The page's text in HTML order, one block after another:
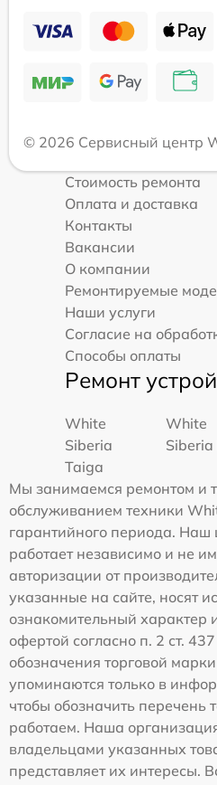
© 2026 Сервисный центр
Стоимость ремонта
Оплата и доставка
Контакты
Вакансии
О компании
Ремонтируемые
Наши услуги
Согласие на
Способы оплаты
Ремонт
White
Siberia
Taiga
White
Siberia
Мы занимаемся ремонтом и
обслуживанием техники
гарантийного периода. Наш
работает независимо и не
авторизации от
указанные на сайте, носят
ознакомительный характер
офертой согласно п. 2 ст.
обозначения торговой
упоминаются только в
чтобы обозначить перечень
работаем. Наша
владельцами указанных
представляет их интересы.